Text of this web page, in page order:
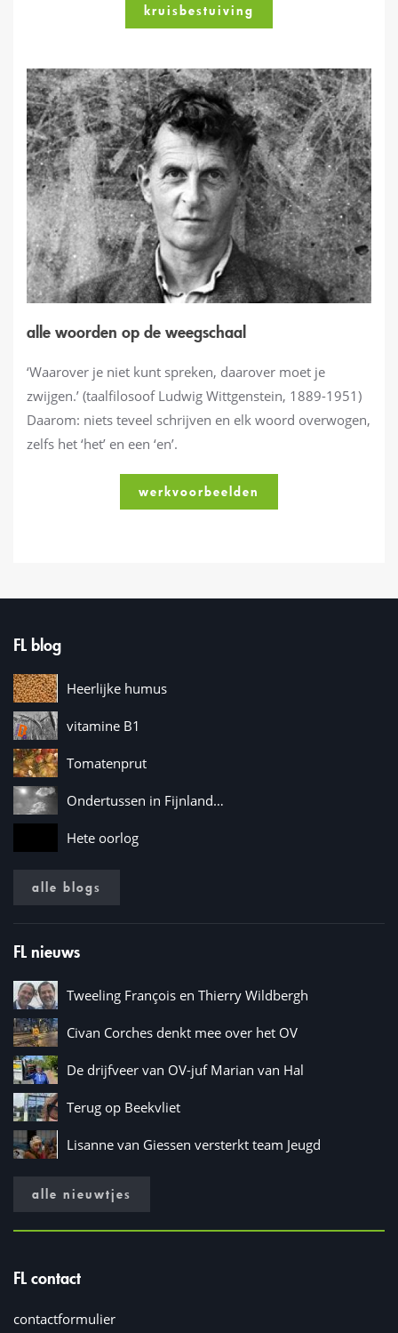
kruisbestuiving
alle woorden op de weegschaal
‘Waarover je niet kunt spreken, daarover moet je
zwijgen.’ (taalfilosoof Ludwig Wittgenstein, 1889-1951)
Daarom: niets teveel schrijven en elk woord overwogen,
zelfs het ‘het’ en een ‘en’.
werkvoorbeelden
FL blog
Heerlijke humus
vitamine B1
Tomatenprut
Ondertussen in Fijnland…
Hete oorlog
alle blogs
FL nieuws
Tweeling François en Thierry Wildbergh
Civan Corches denkt mee over het OV
De drijfveer van OV-juf Marian van Hal
Terug op Beekvliet
Lisanne van Giessen versterkt team Jeugd
alle nieuwtjes
FL contact
contactformulier